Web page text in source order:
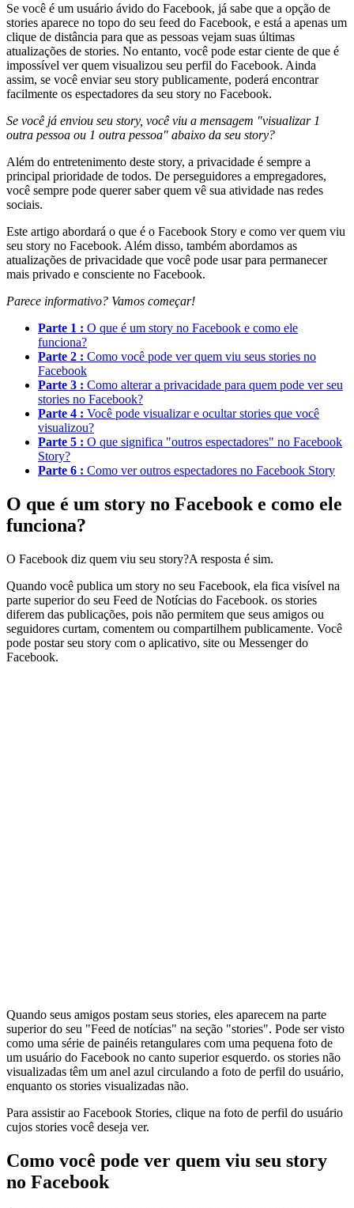
Se você é um usuário ávido do Facebook, já sabe que a opção de
stories aparece no topo do seu feed do Facebook, e está a apenas um
clique de distância para que as pessoas vejam suas últimas
atualizações de stories. No entanto, você pode estar ciente de que é
impossível ver quem visualizou seu perfil do Facebook. Ainda
assim, se você enviar seu story publicamente, poderá encontrar
facilmente os espectadores da seu story no Facebook.
Se você já enviou seu story, você viu a mensagem "visualizar 1
outra pessoa ou 1 outra pessoa" abaixo da seu story?
Além do entretenimento deste story, a privacidade é sempre a
principal prioridade de todos. De perseguidores a empregadores,
você sempre pode querer saber quem vê sua atividade nas redes
sociais.
Este artigo abordará o que é o Facebook Story e como ver quem viu
seu story no Facebook. Além disso, também abordamos as
atualizações de privacidade que você pode usar para permanecer
mais privado e consciente no Facebook.
Parece informativo? Vamos começar!
Parte 1 : O que é um story no Facebook e como ele
funciona?
Parte 2 : Como você pode ver quem viu seus stories no
Facebook
Parte 3 : Como alterar a privacidade para quem pode ver seu
stories no Facebook?
Parte 4 : Você pode visualizar e ocultar stories que você
visualizou?
Parte 5 : O que significa "outros espectadores" no Facebook
Story?
Parte 6 : Como ver outros espectadores no Facebook Story
O que é um story no Facebook e como ele
funciona?
O Facebook diz quem viu seu story?A resposta é sim.
Quando você publica um story no seu Facebook, ela fica visível na
parte superior do seu Feed de Notícias do Facebook. os stories
diferem das publicações, pois não permitem que seus amigos ou
seguidores curtam, comentem ou compartilhem publicamente. Você
pode postar seu story com o aplicativo, site ou Messenger do
Facebook.
Quando seus amigos postam seus stories, eles aparecem na parte
superior do seu "Feed de notícias" na seção "stories". Pode ser visto
como uma série de painéis retangulares com uma pequena foto de
um usuário do Facebook no canto superior esquerdo. os stories não
visualizadas têm um anel azul circulando a foto de perfil do usuário,
enquanto os stories visualizadas não.
Para assistir ao Facebook Stories, clique na foto de perfil do usuário
cujos stories você deseja ver.
Como você pode ver quem viu seu story
no Facebook